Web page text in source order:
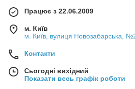
Працює з 22.06.2009
м. Київ
м. Київ, вулиця Новозабарська,
Контакти
Сьогодні вихідний
Показати весь графік роботи